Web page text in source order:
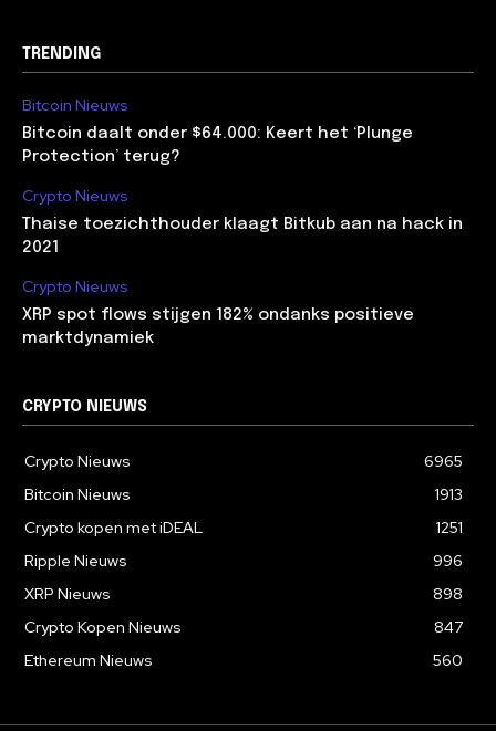
TRENDING
Bitcoin Nieuws
Bitcoin daalt onder $64.000: Keert het ‘Plunge
Protection’ terug?
Crypto Nieuws
Thaise toezichthouder klaagt Bitkub aan na hack in
2021
Crypto Nieuws
XRP spot flows stijgen 182% ondanks positieve
marktdynamiek
CRYPTO NIEUWS
Crypto Nieuws
6965
Bitcoin Nieuws
1913
Crypto kopen met iDEAL
1251
Ripple Nieuws
996
XRP Nieuws
898
Crypto Kopen Nieuws
847
Ethereum Nieuws
560